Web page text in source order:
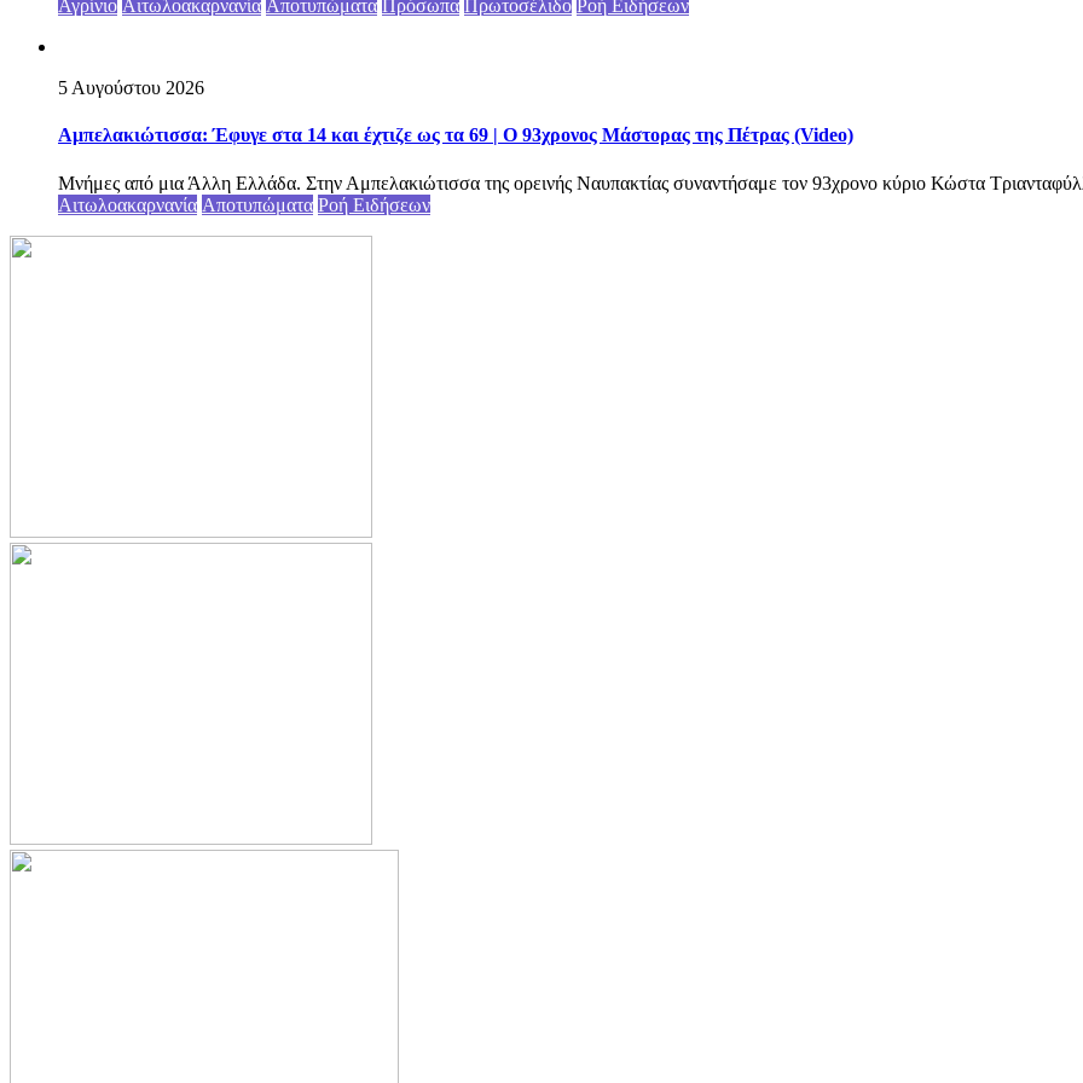
Αγρίνιο Αιτωλοακαρνανία Αποτυπώματα Πρόσωπα Πρωτοσέλιδο Ροή Ειδήσεων
5 Αυγούστου 2026
Αμπελακιώτισσα: Έφυγε στα 14 και έχτιζε ως τα 69 | Ο 93χρονος Μάστορας της Πέτρας (Video)
Μνήμες από μια Άλλη Ελλάδα. Στην Αμπελακιώτισσα της ορεινής Ναυπακτίας συναντήσαμε τον 93χρονο κύριο Κώστα
Αιτωλοακαρνανία Αποτυπώματα Ροή Ειδήσεων